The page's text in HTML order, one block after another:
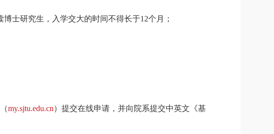
士研究生，入学交大的时间不得长于12个月；
my.sjtu.edu.cn）提交在线申请，并向院系提交中英文《基